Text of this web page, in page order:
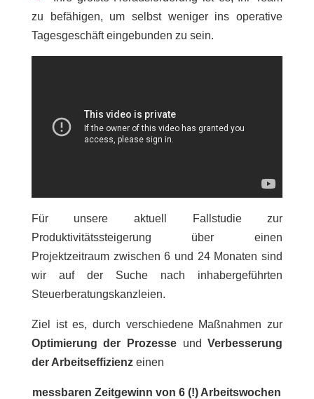
zu befähigen, um selbst weniger ins operative
Tagesgeschäft eingebunden zu sein.
Für unsere aktuell Fallstudie zur
Produktivitätssteigerung über einen
Projektzeitraum zwischen 6 und 24 Monaten sind
wir auf der Suche nach inhabergeführten
Steuerberatungskanzleien.
Ziel ist es, durch verschiedene Maßnahmen zur
Optimierung der Prozesse undVerbesserung
der Arbeitseffizienzeinen
messbaren Zeitgewinn von 6 (!) Arbeitswochen